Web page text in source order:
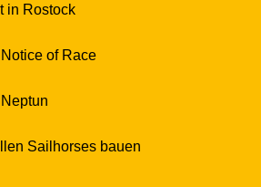
in Rostock
of Race
Sailhorses bauen